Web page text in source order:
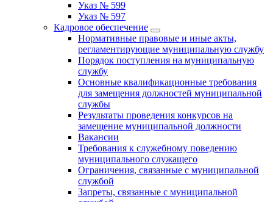
Указ № 599
Указ № 597
Кадровое обеспечение
Нормативные правовые и иные акты,
регламентирующие муниципальную службу
Порядок поступления на муниципальную
службу
Основные квалификационные требования
для замещения должностей муниципальной
службы
Результаты проведения конкурсов на
замещение муниципальной должности
Вакансии
Требования к служебному поведению
муниципального служащего
Ограничения, связанные с муниципальной
службой
Запреты, связанные с муниципальной